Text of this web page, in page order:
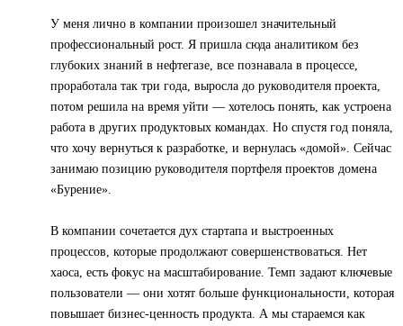
У меня лично в компании произошел значительный
профессиональный рост. Я пришла сюда аналитиком без
глубоких знаний в нефтегазе, все познавала в процессе,
проработала так три года, выросла до руководителя проекта,
потом решила на время уйти — хотелось понять, как устроена
работа в других продуктовых командах. Но спустя год поняла,
что хочу вернуться к разработке, и вернулась «домой». Сейчас
занимаю позицию руководителя портфеля проектов домена
«Бурение».
В компании сочетается дух стартапа и выстроенных
процессов, которые продолжают совершенствоваться. Нет
хаоса, есть фокус на масштабирование. Темп задают ключевые
пользователи — они хотят больше функциональности, которая
повышает бизнес-ценность продукта. А мы стараемся как